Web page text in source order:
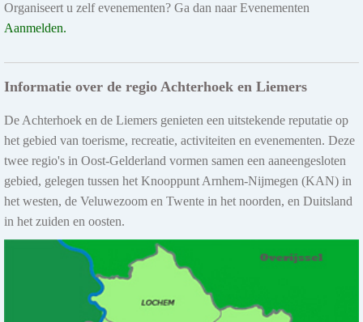
Meer info
4 t/m 7 aug 2026
Fietsvierdaagse De Achterhoek in Laren
Van dinsdag 4 t/m vrijdag 7 augustus vindt de Fietsvierdaagse De
Achterhoek plaats. Het start- en finishterrein ligt...
Meer info
4 t/m 7 aug 2026
Fiets4daagse in Lichtenvoorde
Van dinsdag 4 t/m vrijdag 7 augustus organiseert KBO Lichtenvoorde
Organiseert u zelf evenementen? Ga dan naar Evenementen
Aanmelden.
Informatie over de regio Achterhoek en Liemers
De Achterhoek en de Liemers genieten een uitstekende reputatie op
het gebied van toerisme, recreatie, activiteiten en evenementen. Deze
twee regio's in Oost-Gelderland vormen samen een aaneengesloten
gebied, gelegen tussen het Knooppunt Arnhem-Nijmegen (KAN) in
het westen, de Veluwezoom en Twente in het noorden, en Duitsland
in het zuiden en oosten.